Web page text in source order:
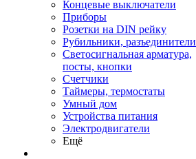
Концевые выключатели
Приборы
Розетки на DIN рейку
Рубильники, разъединители
Светосигнальная арматура,
посты, кнопки
Счетчики
Таймеры, термостаты
Умный дом
Устройства питания
Электродвигатели
Ещё